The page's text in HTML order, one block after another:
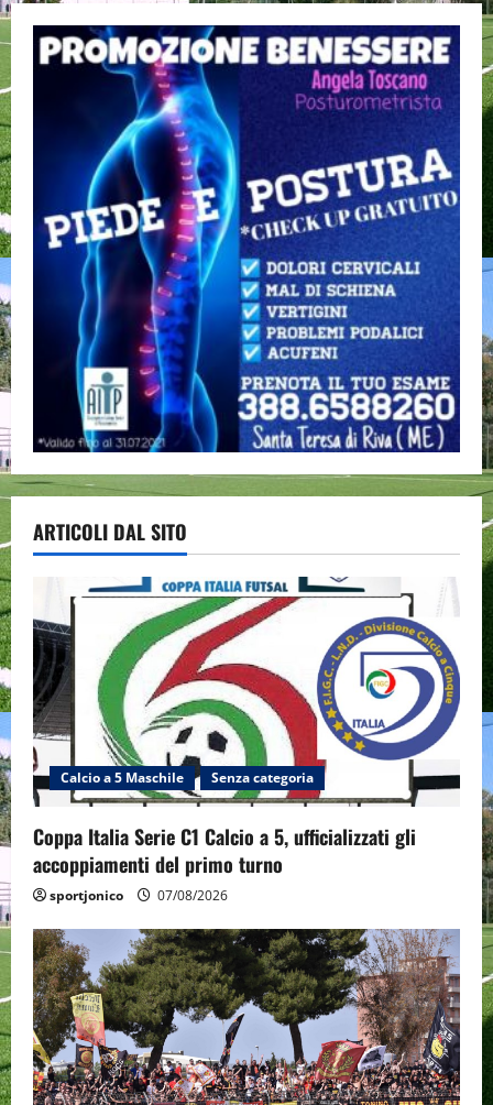
ARTICOLI DAL SITO
Calcio a 5 Maschile Senza categoria
Coppa Italia Serie C1 Calcio a 5, ufficializzati gli
accoppiamenti del primo turno
sportjonico 07/08/2026